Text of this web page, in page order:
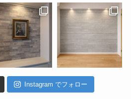
Instagram でフォロー